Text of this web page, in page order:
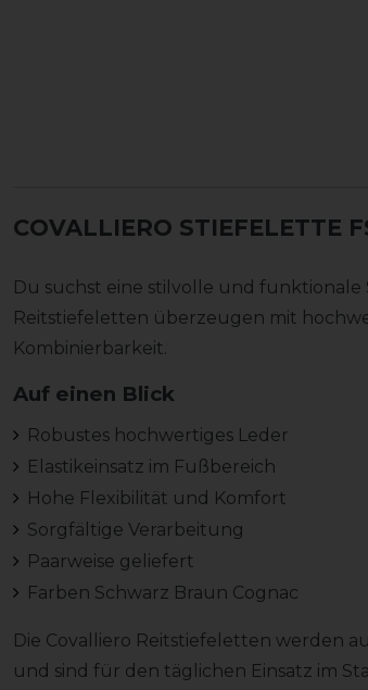
COVALLIERO STIEFELETTE
Du suchst eine stilvolle und
Reitstiefeletten überzeugen mit
Kombinierbarkeit.
Auf einen Blick
Robustes hochwertiges Leder
Elastikeinsatz im Fußbereich
Hohe Flexibilität und Komfort
Sorgfältige Verarbeitung
Paarweise geliefert
Farben Schwarz Braun Cognac
Die Covalliero Reitstiefeletten werden
und sind für den täglichen Einsatz im